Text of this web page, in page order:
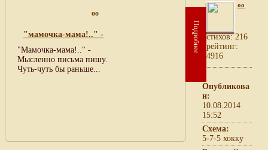
oo
"мамочка-мама!.." -
"Мамочка-мама!.." -
Мысленно письма пишу.
Чуть-чуть бы раньше...
Подробнее
oo
cтихов: 216
рейтинг:
4916
Опубликова
н:
10.08.2014
15:52
Схема:
5-7-5 хокку